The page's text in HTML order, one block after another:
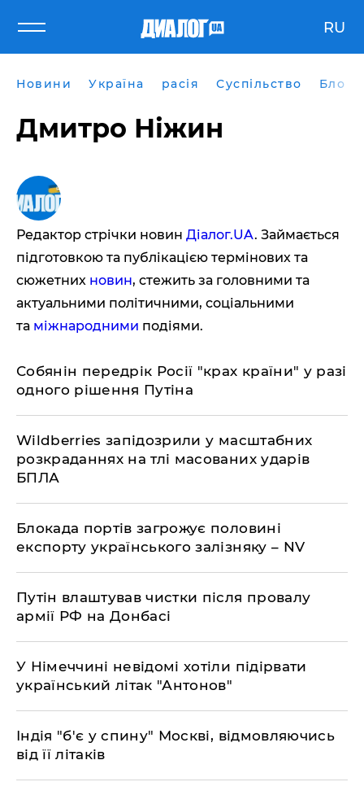
RU
Новини Україна расія Суспільство Блоги
Дмитро Ніжин
Редактор стрічки новин Діалог.UA. Займається
підготовкою та публікацією термінових та
сюжетних новин, стежить за головними та
актуальними політичними, соціальними
та міжнародними подіями.
​Собянін передрік Росії "крах країни" у разі
одного рішення Путіна
Wildberries запідозрили у масштабних
розкраданнях на тлі масованих ударів
БПЛА
Блокада портів загрожує половині
експорту українського залізняку – NV
Путін влаштував чистки після провалу
армії РФ на Донбасі
У Німеччині невідомі хотіли підірвати
український літак "Антонов"
Індія "б'є у спину" Москві, відмовляючись
від її літаків